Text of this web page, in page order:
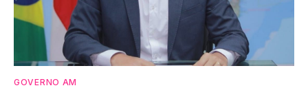
GOVERNO AM